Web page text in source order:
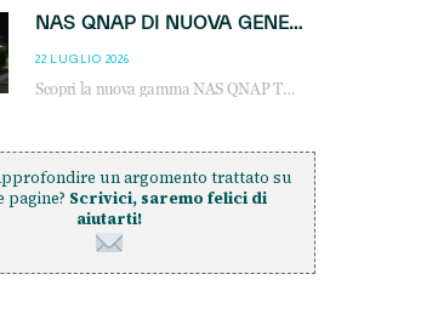
NAS QNAP DI NUOVA GENERAZIONE: PIÙ PRESTAZIONI, SCALABILITÀ E PROTEZIONE DEI DATI PER LE INFRASTRUTTURE IT MODERNE
22 LUGLIO 2026
Scopri la nuova gamma NAS QNAP TS-h1465U-RP, TS-h1065eU e TS-h665U: storage aziendale con ZFS, DDR5, E1.S NVMe e connettività 2.5GbE per backup, virtualizzazione e cybersecurity.
un argomento trattato su
pagine? Scrivici, saremo felici di
aiutarti!